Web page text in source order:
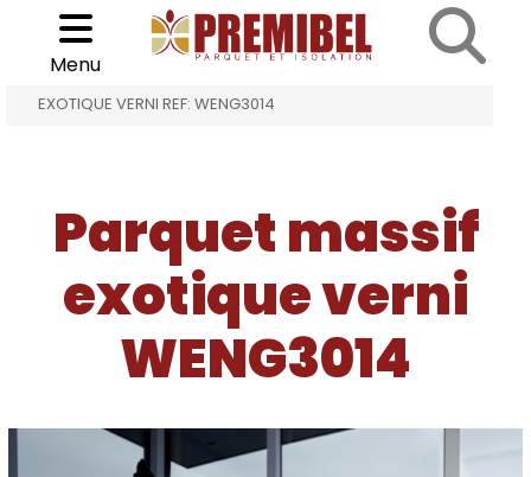
Choisir son parquet
Menu
ACCUEIL PARQUET MASSIF EXOTIQUE VERNI >
EXOTIQUE VERNI REF: WENG3014
Parquet massif
exotique verni
WENG3014
Cookies management panel